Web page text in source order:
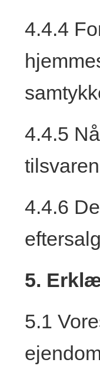
4.4.4
4.4.5
4.4.6
5.
5.1